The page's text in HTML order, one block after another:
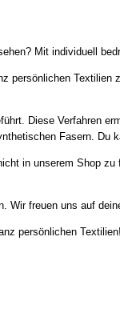
Mit individuell
persönlichen
Diese Verfahren
Fasern. Du
in unserem Shop
Wir freuen uns auf
persönlichen Textilien!